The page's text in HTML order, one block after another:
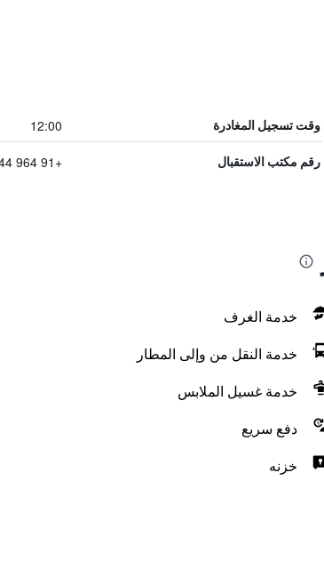
وقت تسجيل المغادرة 12:00
رقم مكتب الاستقبال +91 964 944 4456
خدمة الغرف
خدمة النقل من وإلى المطار
خدمة غسيل الملابس
دفع سريع
خزنه